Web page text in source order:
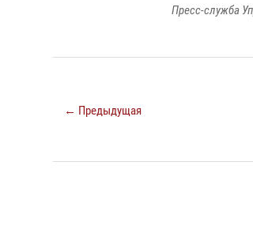
Пресс-служба
← Предыдущая